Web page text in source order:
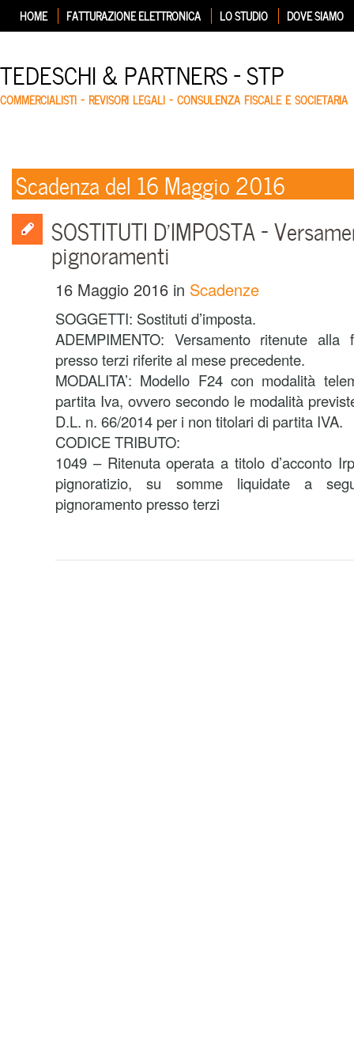
HOME FATTURAZIONE ELETTRONICA LO STUDIO DOVE SIAMO
TEDESCHI & PARTNERS – STP
COMMERCIALISTI – REVISORI LEGALI – CONSULENZA FISCALE E SOCIETARIA
Scadenza del 16 Maggio 2016
SOSTITUTI D’IMPOSTA –
pignoramenti
16 Maggio 2016 in Scadenze
SOGGETTI: Sostituti d’imposta.
ADEMPIMENTO: Versamento ritenute alla
presso terzi riferite al mese precedente.
MODALITA’: Modello F24 con modalità
partita Iva, ovvero secondo le modalità
D.L. n. 66/2014 per i non titolari di partita IVA.
CODICE TRIBUTO:
1049 – Ritenuta operata a titolo d’acconto
pignoratizio, su somme liquidate a
pignoramento presso terzi